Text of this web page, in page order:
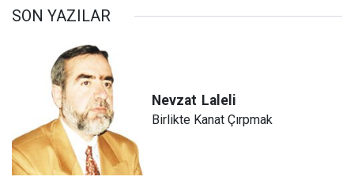
SON YAZILAR
Nevzat Laleli
Birlikte Kanat Çırpmak